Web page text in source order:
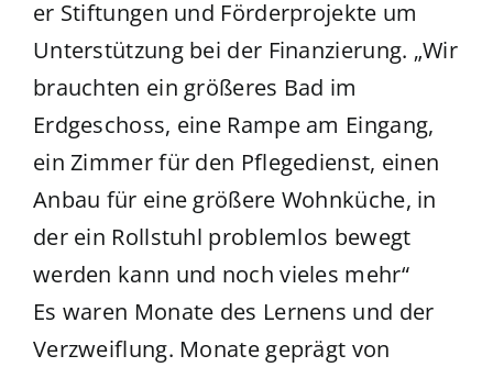
er Stiftungen und Förderprojekte um
Unterstützung bei der Finanzierung. „Wir
brauchten ein größeres Bad im
Erdgeschoss, eine Rampe am Eingang,
ein Zimmer für den Pflegedienst, einen
Anbau für eine größere Wohnküche, in
der ein Rollstuhl problemlos bewegt
werden kann und noch vieles mehr“
Es waren Monate des Lernens und der
Verzweiflung. Monate geprägt von